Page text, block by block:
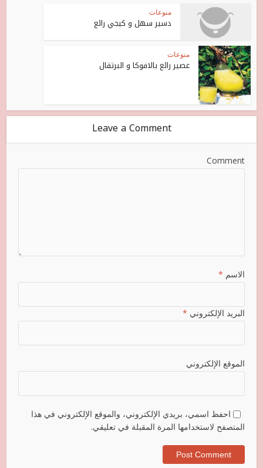
منوعات
دسير سهل و كيجي رائع
منوعات
عصير رائع بالافوكا و البرتقال
Leave a Comment
Comment
الاسم *
البريد الإلكتروني *
الموقع الإلكتروني
احفظ اسمي، بريدي الإلكتروني، والموقع الإلكتروني في هذا
المتصفح لاستخدامها المرة المقبلة في تعليقي.